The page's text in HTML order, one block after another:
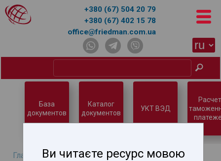
+380 (67) 504 20 79
+380 (67) 402 15 78
office@friedman.com.ua
Главная → Новости
База
документов
Каталог
документов
УКТ ВЭД
Расчет
Ви читаєте ресурс мовою